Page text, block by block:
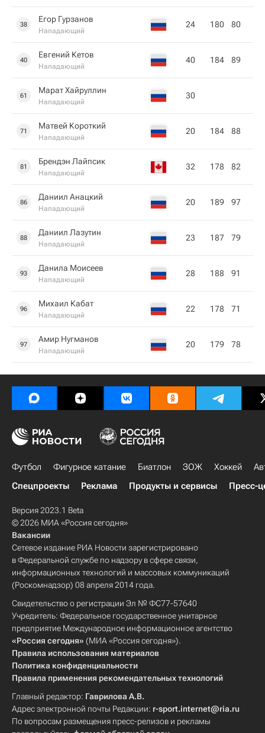
38
Егор Гурзанов
Нападающий
24 180 80
40
Евгений Кетов
Нападающий
40 184 89
61
Марат Хайруллин
Нападающий
30
71
Матвей Короткий
Нападающий
20 184 88
81
Брендэн Лайпсик
Нападающий
32 178 82
86
Даниил Анацкий
Нападающий
20 189 97
88
Даниил Лазутин
Нападающий
23 187 79
93
Данила Моисеев
Нападающий
28 188 91
96
Михаил Кабат
Нападающий
22 178 71
97
Амир Нугманов
Нападающий
20 179 78
Футбол Фигурное катание Биатлон ЗОЖ Хоккей
Спецпроекты
Реклама Продукты и сервисы Пресс-
Версия 2023.1 Beta
© 2026 МИА «Россия сегодня»
Вакансии
Сетевое издание РИА Новости зарегистрировано
в Федеральной службе по надзору в сфере связи,
информационных технологий и массовых коммуникаций
(Роскомнадзор) 08 апреля 2014 года.
Свидетельство о регистрации Эл № ФС77-57640
Учредитель: Федеральное государственное унитарное
предприятие Международное информационное агентство
«Россия сегодня» (МИА «Россия сегодня»).
Правила использования материалов
Политика конфиденциальности
Правила применения рекомендательных технологий
Главный редактор: Гаврилова А.В.
Адрес электронной почты Редакции: r-sport.internet@ria.ru
По вопросам размещения пресс-релизов и рекламы